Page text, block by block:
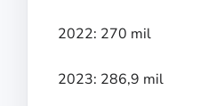
2022: 270 mil
2023: 286,9 mil